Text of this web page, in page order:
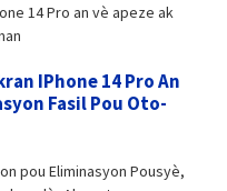
IPhone 14 Pro An
Fasil Pou Oto-
pou Eliminasyon Pousyè,